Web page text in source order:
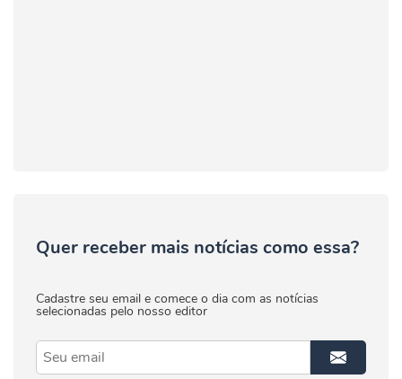
Quer receber mais notícias como essa?
Cadastre seu email e comece o dia com as notícias
selecionadas pelo nosso editor